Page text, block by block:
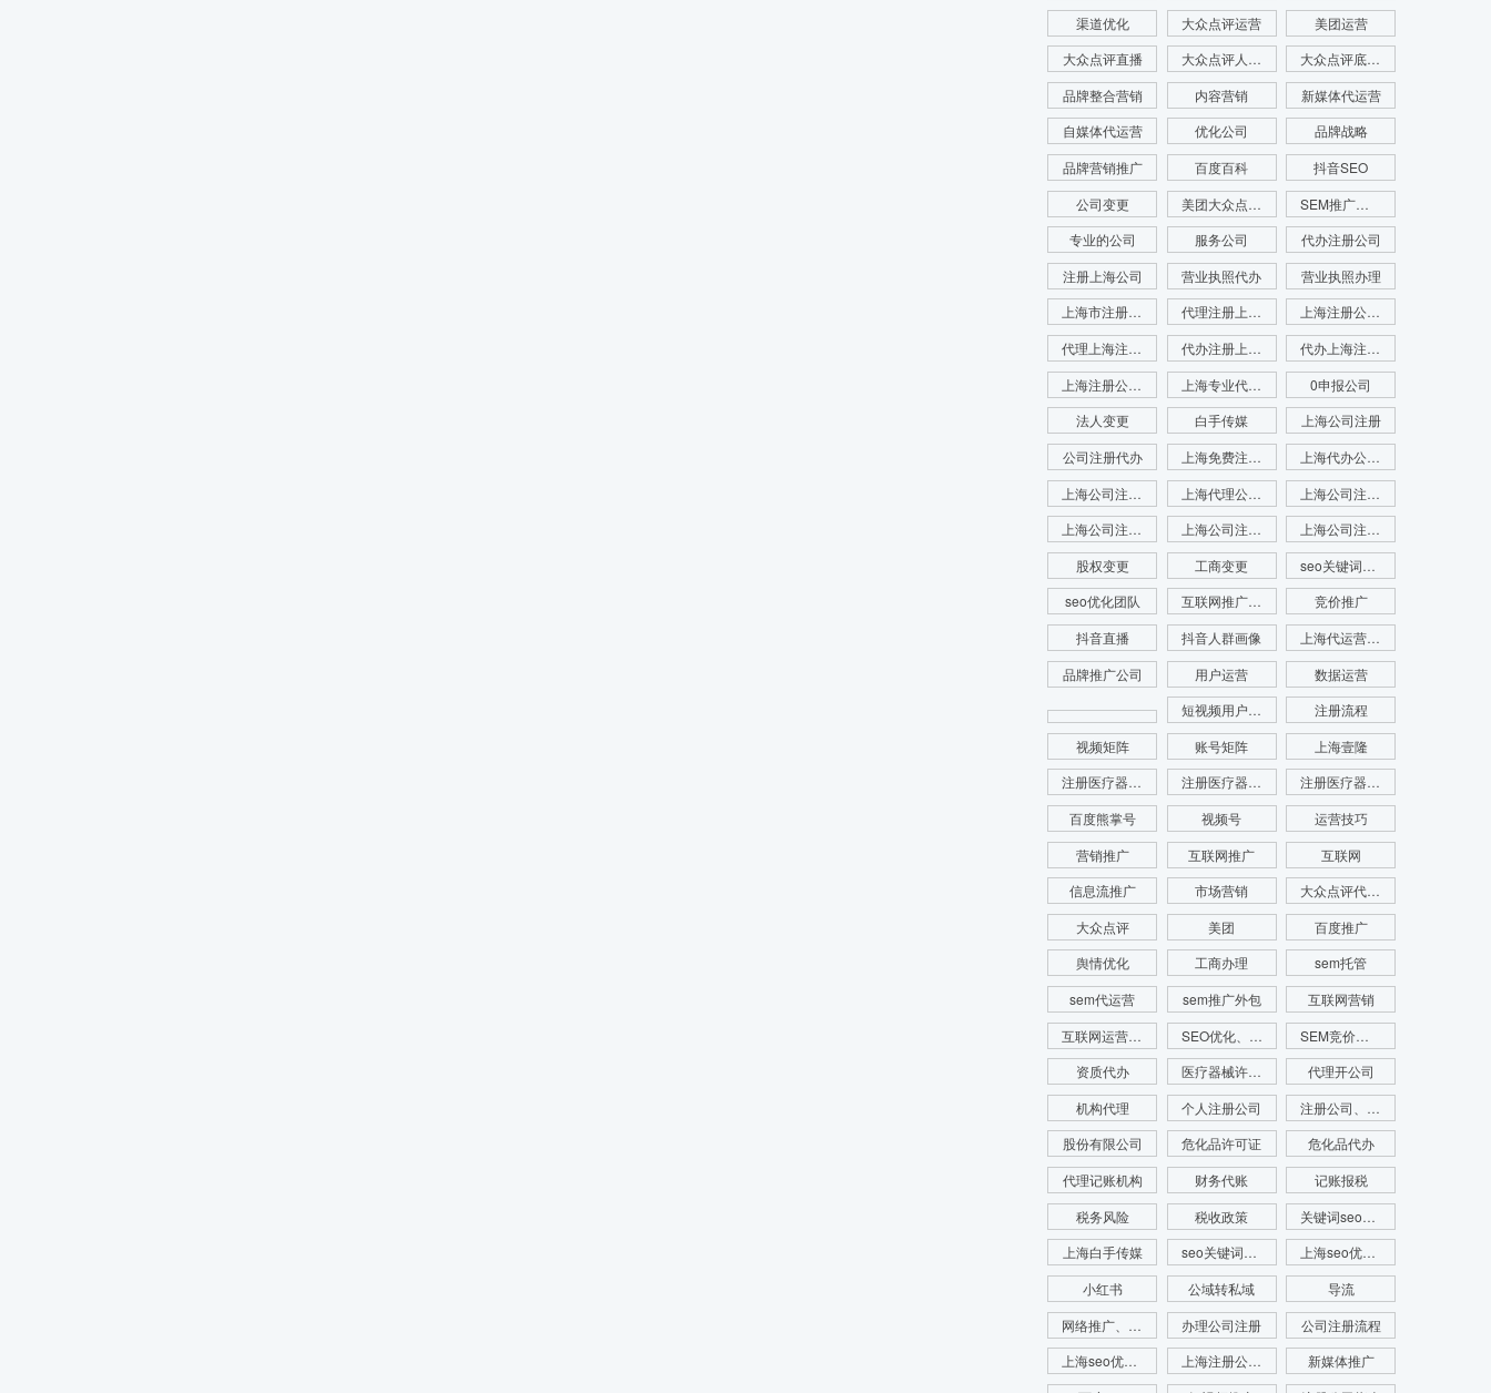
渠道优化
大众点评运营
美团运营
大众点评直播
大众点评人群画像
大众点评底层逻辑
品牌整合营销
内容营销
新媒体代运营
自媒体代运营
优化公司
品牌战略
品牌营销推广
百度百科
抖音SEO
公司变更
美团大众点评运营
SEM推广公司
专业的公司
服务公司
代办注册公司
注册上海公司
营业执照代办
营业执照办理
上海市注册公司
代理注册上海公司
上海注册公司代办
代理上海注册公司
代办注册上海公司
代办上海注册公司
上海注册公司咨询
上海专业代理注册公司
0申报公司
法人变更
白手传媒
上海公司注册
公司注册代办
上海免费注册公司
上海代办公司注册
上海公司注册查名
上海代理公司注册
上海公司注册查询
上海公司注册咨询
上海公司注册代理
上海公司注册流程
股权变更
工商变更
seo关键词优化
seo优化团队
互联网推广公司
竞价推广
抖音直播
抖音人群画像
上海代运营公司
品牌推广公司
用户运营
数据运营
短视频用户画像
注册流程
视频矩阵
账号矩阵
上海壹隆
注册医疗器械公司
注册医疗器械公司代办
注册医疗器械公司电话
百度熊掌号
视频号
运营技巧
营销推广
互联网推广
互联网
信息流推广
市场营销
大众点评代运营
大众点评
美团
百度推广
舆情优化
工商办理
sem托管
sem代运营
sem推广外包
互联网营销
互联网运营推广
SEO优化、SEO网站排名、网站排名
SEM竞价、SEM竞价排名、网站排名
资质代办
医疗器械许可证代办
代理开公司
机构代理
个人注册公司
注册公司、代理记账、注册财税公司、财务服务
股份有限公司
危化品许可证
危化品代办
代理记账机构
财务代账
记账报税
税务风险
税收政策
关键词seo优化
上海白手传媒
seo关键词优化费用
上海seo优化公司
小红书
公域转私域
导流
网络推广、seo优化、新媒体运营、舆情管理、舆情系统监测、app开发、官网搭建
办理公司注册
公司注册流程
上海seo优化公司代运营公司
上海注册公司流程
新媒体推广